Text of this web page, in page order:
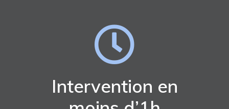
Intervention en